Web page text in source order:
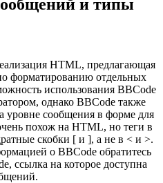
и типы
HTML, предлагающая
форматированию отдельных
использования BBCode
однако BBCode также
уровне сообщения в форме для
похож на HTML, но теги в
скобки [ и ], а не в < и >.
о BBCode обратитесь
ссылка на которое доступна